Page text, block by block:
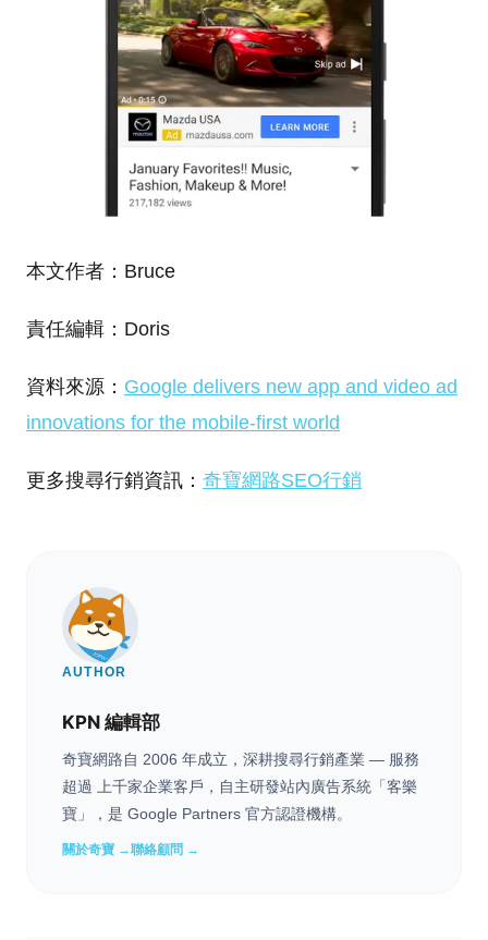
本文作者：Bruce
責任編輯：Doris
資料來源： Google delivers new app and video ad
innovations for the mobile-first world
更多搜尋行銷資訊： 奇寶網路SEO行銷
AUTHOR
KPN 編輯部
奇寶網路自 2006 年成立，深耕搜尋行銷產業 — 服務
超過 上千家企業客戶，自主研發站內廣告系統「客樂
寶」，是 Google Partners 官方認證機構。
關於奇寶 →聯絡顧問 →